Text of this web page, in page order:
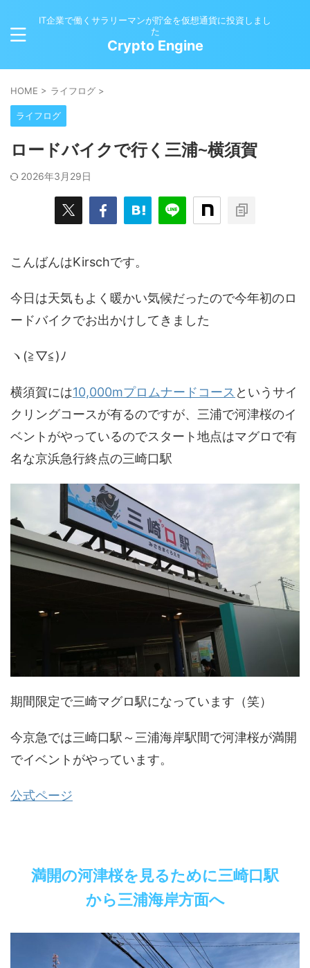
IT企業で働くサラリーマンが貯金を仮想通貨に投資しまし
た
Crypto Engine
HOME > ライフログ >
ライフログ
ロードバイクで行く三浦~横須賀
2026年3月29日
こんばんはKirschです。
今日は天気もよく暖かい気候だったので今年初のロ
ードバイクでお出かけしてきました
ヽ(≧▽≦)ﾉ
横須賀には10,000mプロムナードコース というサイ
クリングコースが有るのですが、三浦で河津桜のイ
ベントがやっているのでスタート地点はマグロで有
名な京浜急行終点の三崎口駅
期間限定で三崎マグロ駅になっています（笑）
今京急では三崎口駅～三浦海岸駅間で河津桜が満開
でイベントがやっています。
公式ページ
満開の河津桜を見るために三崎口駅
から三浦海岸方面へ